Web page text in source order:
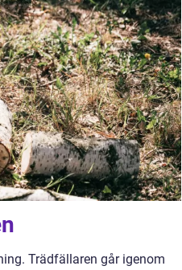
Trädfällaren går igenom